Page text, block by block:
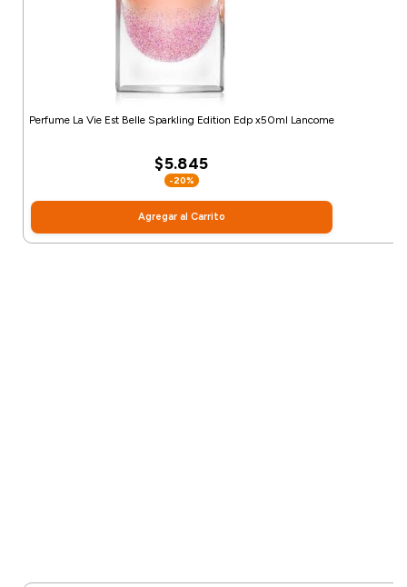
Perfume La Vie Est Belle Sparkling Edition Edp x50ml Lancome
$5.845
-20%
Agregar al Carrito